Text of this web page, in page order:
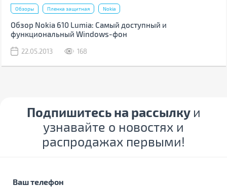
Обзоры Пленка защитная Nokia
Обзор Nokia 610 Lumia: Самый доступный и
функциональный Windows-фон
22.05.2013 168
Подпишитесь на рассылку и
узнавайте о новостях и
распродажах первыми!